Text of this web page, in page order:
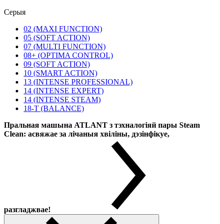
Серыя
02 (MAXI FUNCTION)
05 (SOFT ACTION)
07 (MULTI FUNCTION)
08+ (OPTIMA CONTROL)
09 (SOFT ACTION)
10 (SMART ACTION)
13 (INTENSE PROFESSIONAL)
14 (INTENSE EXPERT)
14 (INTENSE STEAM)
18-T (BALANCE)
Пральная машына ATLANT з тэхналогіяй пары Steam
Clean: асвяжае за лічаныя хвіліны, дэзінфікуе,
разгладжвае!